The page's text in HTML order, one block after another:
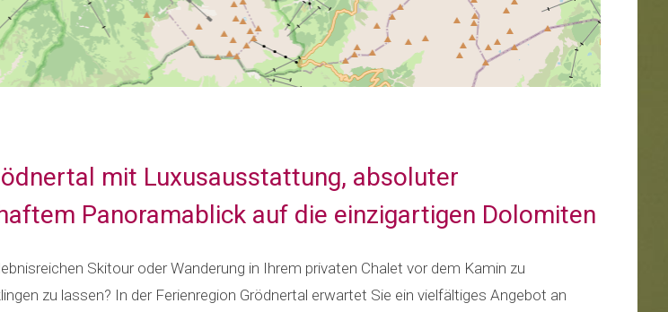
mit Luxusausstattung, absoluter
Panoramablick auf die einzigartigen Dolomiten
Skitour oder Wanderung in Ihrem privaten Chalet vor dem Kamin zu
zu lassen? In der Ferienregion Grödnertal erwartet Sie ein vielfältiges Angebot an